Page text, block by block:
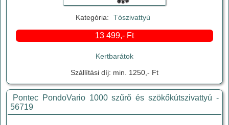
Kategória: Tószivattyú
13 499,- Ft
Kertbarátok
Szállítási díj: min. 1250,- Ft
Pontec PondoVario 1000 szűrő és szökőkútszivattyú -
56719